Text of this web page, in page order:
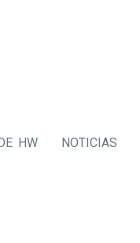
HW NOTICIAS